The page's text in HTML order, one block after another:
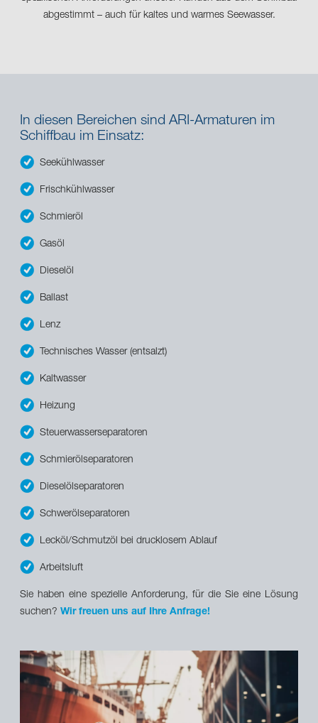
abgestimmt – auch für kaltes und warmes Seewasser.
In diesen Bereichen sind ARI-Armaturen im
Schiffbau im Einsatz:
Seekühlwasser
Frischkühlwasser
Schmieröl
Gasöl
Dieselöl
Ballast
Lenz
Technisches Wasser (entsalzt)
Kaltwasser
Heizung
Steuerwasserseparatoren
Schmierölseparatoren
Dieselölseparatoren
Schwerölseparatoren
Lecköl/Schmutzöl bei drucklosem Ablauf
Arbeitsluft
Sie haben eine spezielle Anforderung, für die Sie eine Lösung
suchen? Wir freuen uns auf Ihre Anfrage!